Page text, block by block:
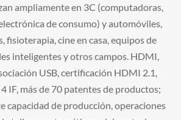
ampliamente en 3C (computadoras,
de consumo) y automóviles,
fisioterapia, cine en casa, equipos de
inteligentes y otros campos. HDMI,
USB, certificación HDMI 2.1,
IF, más de 70 patentes de productos;
capacidad de producción, operaciones